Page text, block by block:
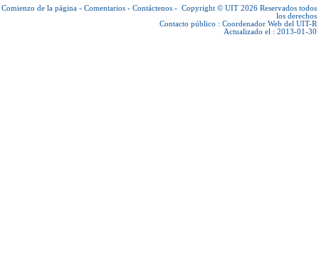
Comienzo de la página - Comentarios - Contáctenos - Copyright © UIT 2026 Reservados todos
los derechos
Contacto público : Coordenador Web del UIT-R
Actualizado el : 2013-01-30